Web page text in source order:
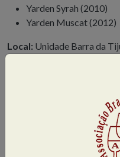
Yarden Syrah (2010)
Yarden Muscat (2012)
Local: Unidade Barra da
Share